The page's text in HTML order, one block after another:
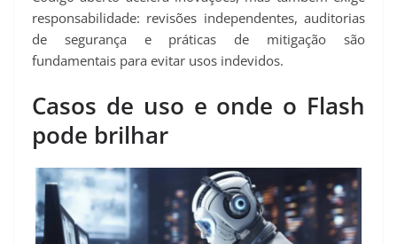
responsabilidade: revisões independentes, auditorias
de segurança e práticas de mitigação são
fundamentais para evitar usos indevidos.
Casos de uso e onde o Flash
pode brilhar